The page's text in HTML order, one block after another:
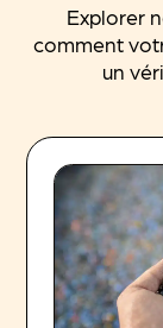
Explorer
comment
un